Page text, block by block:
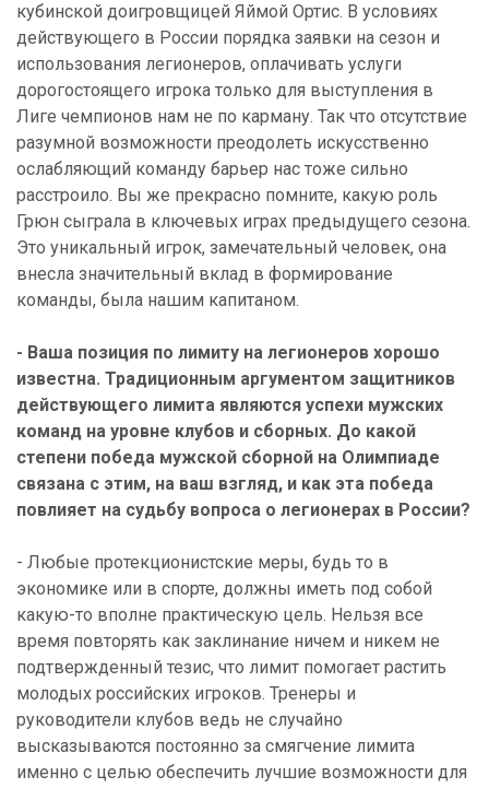
кубинской доигровщицей Яймой Ортис. В условиях
действующего в России порядка заявки на сезон и
использования легионеров, оплачивать услуги
дорогостоящего игрока только для выступления в
Лиге чемпионов нам не по карману. Так что отсутствие
разумной возможности преодолеть искусственно
ослабляющий команду барьер нас тоже сильно
расстроило. Вы же прекрасно помните, какую роль
Грюн сыграла в ключевых играх предыдущего сезона.
Это уникальный игрок, замечательный человек, она
внесла значительный вклад в формирование
команды, была нашим капитаном.
- Ваша позиция по лимиту на легионеров хорошо
известна. Традиционным аргументом защитников
действующего лимита являются успехи мужских
команд на уровне клубов и сборных. До какой
степени победа мужской сборной на Олимпиаде
связана с этим, на ваш взгляд, и как эта победа
повлияет на судьбу вопроса о легионерах в России?
- Любые протекционистские меры, будь то в
экономике или в спорте, должны иметь под собой
какую-то вполне практическую цель. Нельзя все
время повторять как заклинание ничем и никем не
подтвержденный тезис, что лимит помогает растить
молодых российских игроков. Тренеры и
руководители клубов ведь не случайно
высказываются постоянно за смягчение лимита
именно с целью обеспечить лучшие возможности для